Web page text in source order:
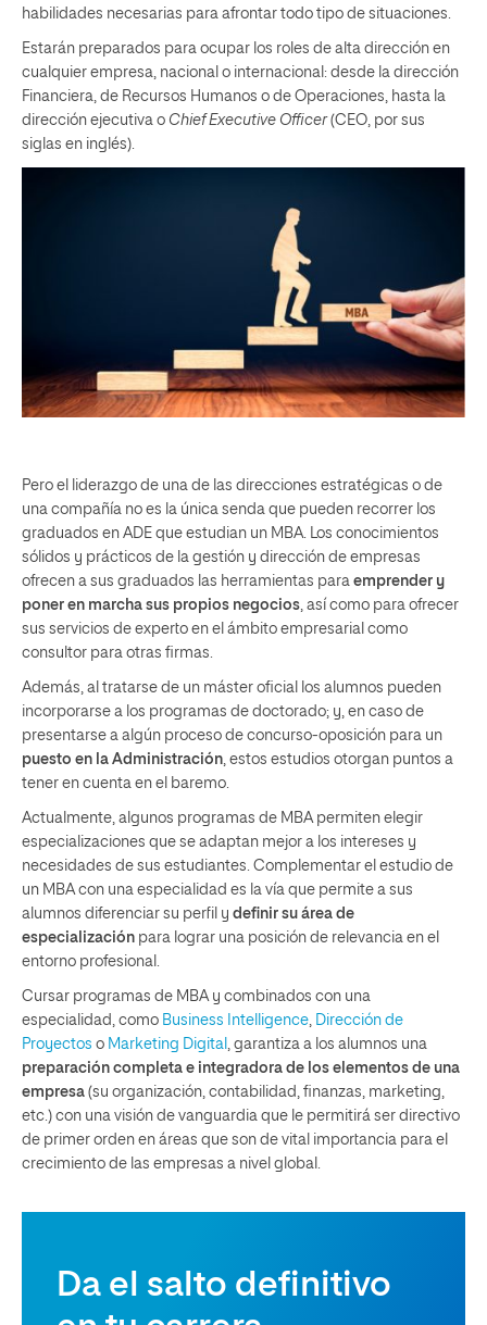
habilidades necesarias para afrontar todo tipo de situaciones.
Estarán preparados para ocupar los roles de alta dirección en
cualquier empresa, nacional o internacional: desde la dirección
Financiera, de Recursos Humanos o de Operaciones, hasta la
dirección ejecutiva o Chief Executive Officer(CEO, por sus
siglas en inglés).
Pero el liderazgo de una de las direcciones estratégicas o de
una compañía no es la única senda que pueden recorrer los
graduados en ADE que estudian un MBA. Los conocimientos
sólidos y prácticos de la gestión y dirección de empresas
ofrecen a sus graduados las herramientas para emprender y
poner en marcha sus propios negocios , así como para ofrecer
sus servicios de experto en el ámbito empresarial como
consultor para otras firmas.
Además, al tratarse de un máster oficial los alumnos pueden
incorporarse a los programas de doctorado; y, en caso de
presentarse a algún proceso de concurso-oposición para un
puesto en la Administración , estos estudios otorgan puntos a
tener en cuenta en el baremo.
Actualmente, algunos programas de MBA permiten elegir
especializaciones que se adaptan mejor a los intereses y
necesidades de sus estudiantes. Complementar el estudio de
un MBA con una especialidad es la vía que permite a sus
alumnos diferenciar su perfil y definir su área de
especialización para lograr una posición de relevancia en el
entorno profesional.
Cursar programas de MBA y combinados con una
especialidad, como Business Intelligence
Dirección de
Proyectos o Marketing Digital
, garantiza a los alumnos una
preparación completa e integradora de los elementos de una
empresa (su organización, contabilidad, finanzas, marketing,
etc.) con una visión de vanguardia que le permitirá ser directivo
de primer orden en áreas que son de vital importancia para el
crecimiento de las empresas a nivel global.
Da el salto definitivo